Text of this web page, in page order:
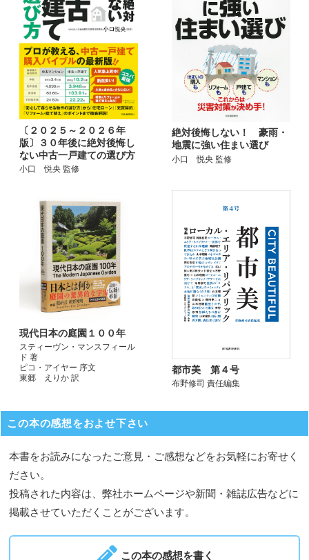
〔２０２５～２０２６年
版〕３０年後に絶対後悔し
ない中古一戸建ての選び方
小口 悦央 監修
絶対後悔しない！ 豪雨・
地震に強い住まい選び
小口 悦央 監修
現代日本の庭園１００年
スティーヴン・マンスフィール
ド 著
ピコ・アイヤー 序文
東郷 えりか 訳
都市美 第４号
布野修司 責任編集
この本の感想をおよせ下さい
本書をお読みになったご意見・ご感想などをお気軽にお寄せく
ださい。
投稿された内容は、弊社ホームページや新聞・雑誌広告などに
掲載させていただくことがございます。
この本の感想を書く